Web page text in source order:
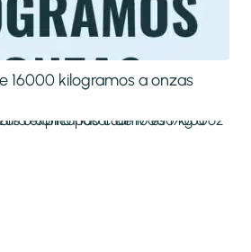
16000 kilogramos a onzas